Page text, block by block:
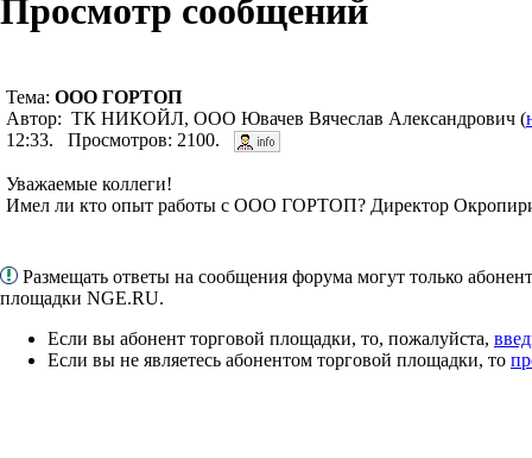
Просмотр сообщений
Тема: ООО ГОРТОП
Автор: ТК НИКОЙЛ, ООО Ювачев Вячеслав Александрович (
12:33. Просмотров: 2100.
Уважаемые коллеги!
Имел ли кто опыт работы с ООО ГОРТОП? Директор
Размещать ответы на сообщения форума могут только
площадки NGE.RU.
Если вы абонент торговой площадки, то, пожалуйста,
Если вы не являетесь абонентом торговой площадки, то